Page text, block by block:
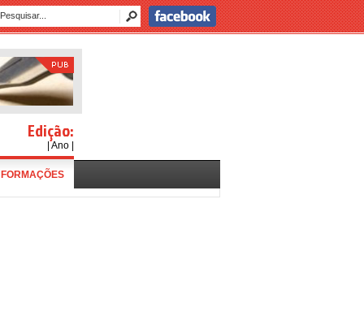
Edição:
| Ano |